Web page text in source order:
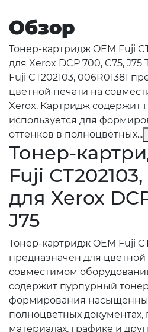
Обзор
Тонер-картридж OEM Fuji
для Xerox DCP 700, C75,
Fuji CT202103, 006R01381
цветной печати на
Xerox. Картридж содержит
используется для
оттенков в полноцветных...
Тонер-
Fuji
для Xerox
J75
Тонер-картридж OEM Fuji
предназначен для цветной
совместимом
содержит пурпурный
формирования
полноцветных
материалах, графике и